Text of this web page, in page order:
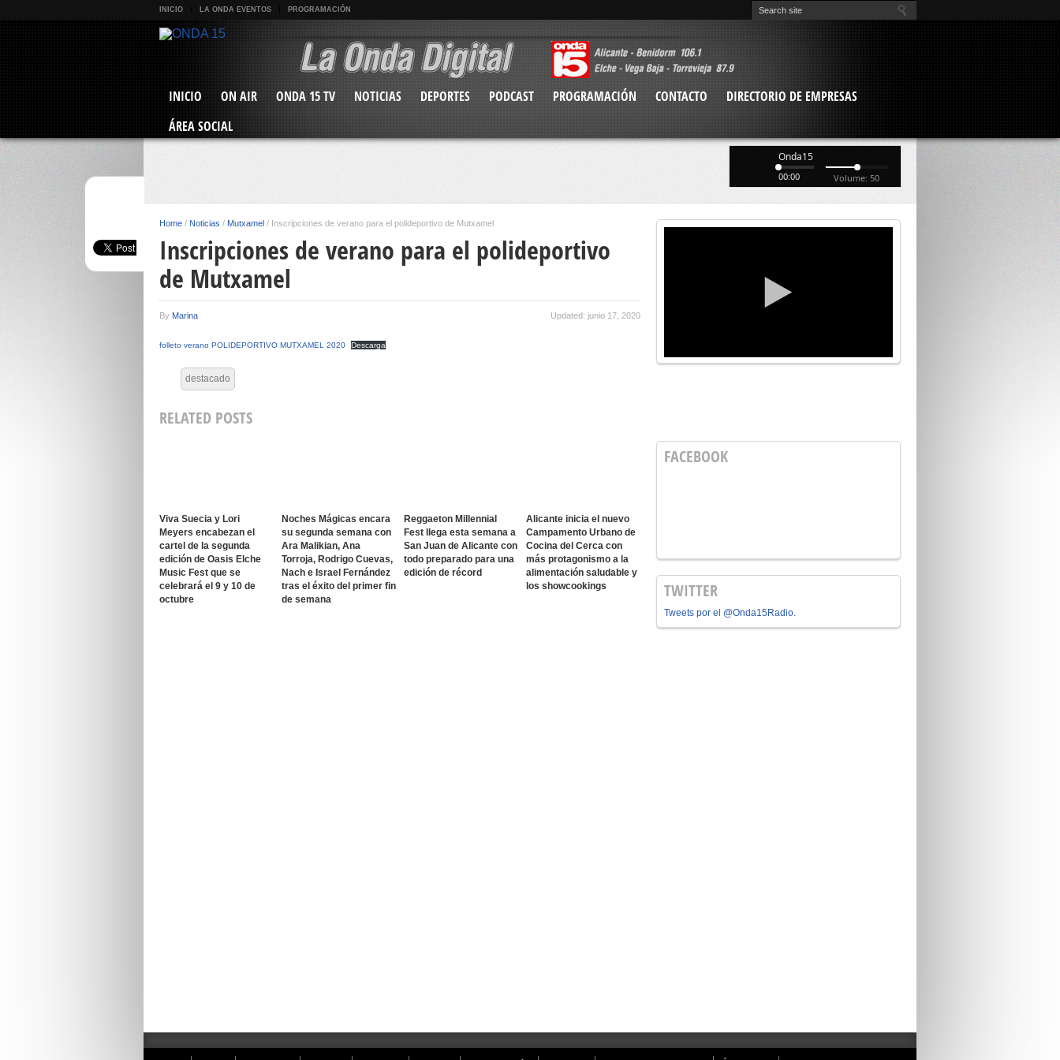
INICIO LA ONDA EVENTOS PROGRAMACIÓN
INICIO ON AIR ONDA 15 TV NOTICIAS DEPORTES PODCAST PROGRAMACIÓN CONTACTO
DIRECTORIO DE EMPRESAS
ÁREA SOCIAL
Onda15
00:00 Volume: 50
Home / Noticias / Mutxamel / Inscripciones de verano para el polideportivo de Mutxamel
Inscripciones de verano para el polideportivo
de Mutxamel
By Marina Updated: junio 17, 2020
folleto verano POLIDEPORTIVO MUTXAMEL 2020 Descarga
destacado
RELATED POSTS
Viva Suecia y Lori
Meyers encabezan el
cartel de la segunda
edición de Oasis Elche
Music Fest que se
celebrará el 9 y 10 de
octubre
Noches Mágicas encara
su segunda semana con
Ara Malikian, Ana
Torroja, Rodrigo Cuevas,
Nach e Israel Fernández
tras el éxito del primer fin
de semana
Reggaeton Millennial
Fest llega esta semana a
San Juan de Alicante con
todo preparado para una
edición de récord
Alicante inicia el nuevo
Campamento Urbano de
Cocina del Cerca con
más protagonismo a la
alimentación saludable y
los showcookings
FACEBOOK
TWITTER
Tweets por el @Onda15Radio.